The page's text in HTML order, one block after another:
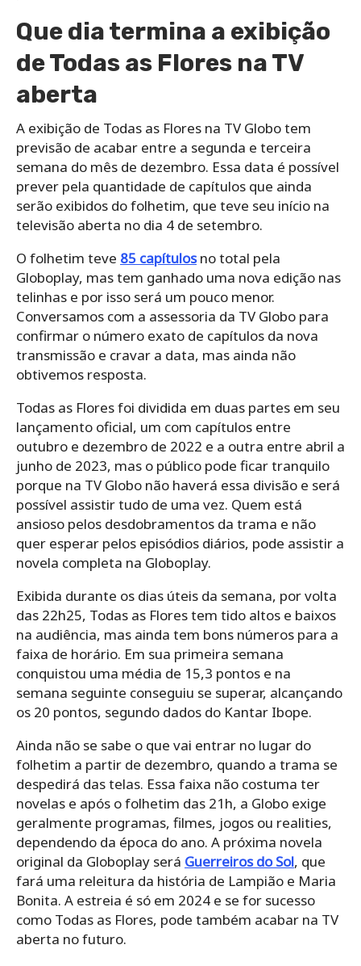
Que dia termina a exibição
de Todas as Flores na TV
aberta
A exibição de Todas as Flores na TV Globo tem
previsão de acabar entre a segunda e terceira
semana do mês de dezembro. Essa data é possível
prever pela quantidade de capítulos que ainda
serão exibidos do folhetim, que teve seu início na
televisão aberta no dia 4 de setembro.
O folhetim teve 85 capítulos no total pela
Globoplay, mas tem ganhado uma nova edição nas
telinhas e por isso será um pouco menor.
Conversamos com a assessoria da TV Globo para
confirmar o número exato de capítulos da nova
transmissão e cravar a data, mas ainda não
obtivemos resposta.
Todas as Flores foi dividida em duas partes em seu
lançamento oficial, um com capítulos entre
outubro e dezembro de 2022 e a outra entre abril a
junho de 2023, mas o público pode ficar tranquilo
porque na TV Globo não haverá essa divisão e será
possível assistir tudo de uma vez. Quem está
ansioso pelos desdobramentos da trama e não
quer esperar pelos episódios diários, pode assistir a
novela completa na Globoplay.
Exibida durante os dias úteis da semana, por volta
das 22h25, Todas as Flores tem tido altos e baixos
na audiência, mas ainda tem bons números para a
faixa de horário. Em sua primeira semana
conquistou uma média de 15,3 pontos e na
semana seguinte conseguiu se superar, alcançando
os 20 pontos, segundo dados do Kantar Ibope.
Ainda não se sabe o que vai entrar no lugar do
folhetim a partir de dezembro, quando a trama se
despedirá das telas. Essa faixa não costuma ter
novelas e após o folhetim das 21h, a Globo exige
geralmente programas, filmes, jogos ou realities,
dependendo da época do ano. A próxima novela
original da Globoplay será Guerreiros do Sol, que
fará uma releitura da história de Lampião e Maria
Bonita. A estreia é só em 2024 e se for sucesso
como Todas as Flores, pode também acabar na TV
aberta no futuro.